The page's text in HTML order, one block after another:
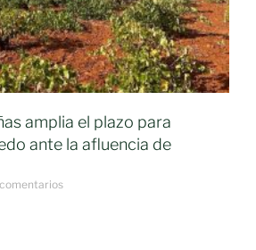
amplia el plazo para
ante la afluencia de